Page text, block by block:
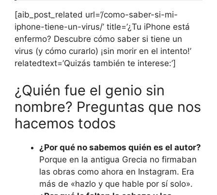
[aib_post_related url=’/como-saber-si-mi-
iphone-tiene-un-virus/’ title=’¿Tu iPhone está
enfermo? Descubre cómo saber si tiene un
virus (y cómo curarlo) ¡sin morir en el intento!’
relatedtext=’Quizás también te interese:’]
¿Quién fue el genio sin
nombre? Preguntas que nos
hacemos todos
¿Por qué no sabemos quién es el autor?
Porque en la antigua Grecia no firmaban
las obras como ahora en Instagram. Era
más de «hazlo y que hable por sí solo».